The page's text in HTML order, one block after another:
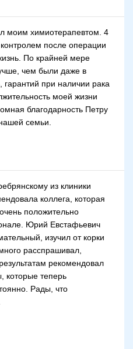
моим химиотерапевтом. 4
после операции
По крайней мере
чем были даже в
при наличии рака
моей жизни
благодарность Петру
семьи.
из клиники
коллега, которая
положительно
Юрий Евстафьевич
изучил от корки
расспрашивал,
рекомендовал
которые теперь
Рады, что